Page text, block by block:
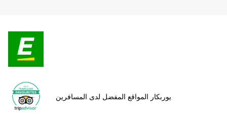
يوربكار المواقع المفضل لدى المسافرين